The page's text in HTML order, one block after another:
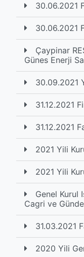
30.06.2021
30.06.2021
Çaypinar
Günes Enerji
30.09.2021
31.12.2021
31.12.2021
2021 Yili
2021 Yili
Genel Kurul
Cagri ve
31.03.2021
2020 Yili